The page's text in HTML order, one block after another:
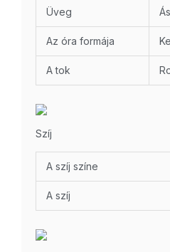
Üveg
Az óra formája
A tok
Szíj
A szíj színe
A szíj